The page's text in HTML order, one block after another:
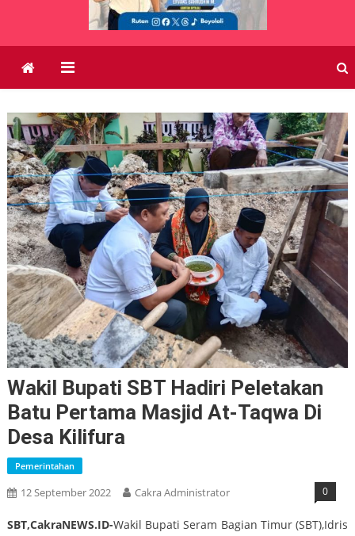
Wakil Bupati SBT Hadiri Peletakan
Batu Pertama Masjid At-Taqwa Di
Desa Kilifura
Pemerintahan
12 September 2022 Cakra Administrator 0
SBT,CakraNEWS.ID-Wakil Bupati Seram Bagian Timur (SBT),Idris